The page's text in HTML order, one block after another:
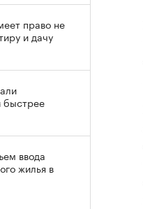
право не
и дачу
быстрее
ввода
жилья в